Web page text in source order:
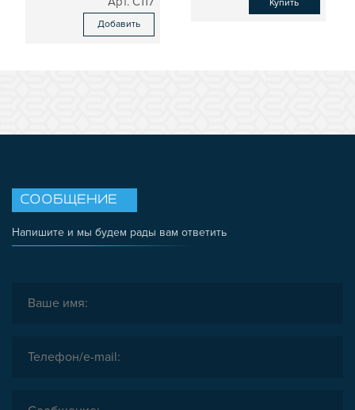
Добавить
Купить
СООБЩЕНИЕ
Напишите и мы будем рады вам ответить